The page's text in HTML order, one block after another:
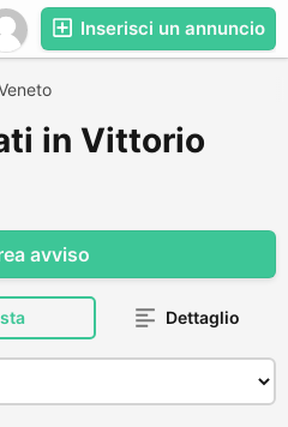
Inserisci un annuncio
in Vittorio
avviso
Dettaglio